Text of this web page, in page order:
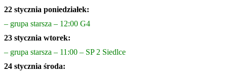
22 stycznia poniedziałek:
– grupa starsza – 12:00 G4
23 stycznia wtorek:
– grupa starsza – 11:00 – SP 2 Siedlce
24 stycznia środa: